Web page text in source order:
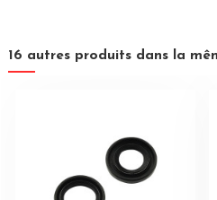
16 autres produits dans la